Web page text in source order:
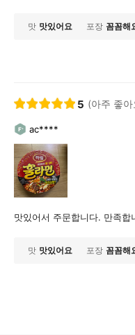
맛 맛있어요 포장 꼼꼼해
5 (아주 좋아
ac****
맛있어서 주문합니다. 만족합
맛 맛있어요 포장 꼼꼼해